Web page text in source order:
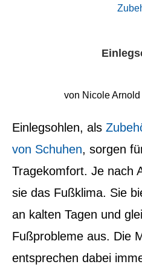
von Nicole Arnold
Einlegsohlen, als
von Schuhen, sorgen
Tragekomfort. Je nach
sie das Fußklima. Sie
an kalten Tagen und
Fußprobleme aus. Die
entsprechen dabei